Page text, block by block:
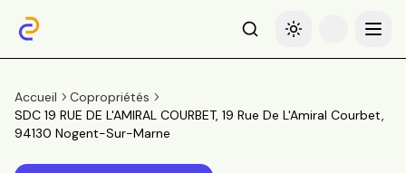
RechercheBasculer le thème
Menu
Accueil
Copropriétés
SDC 19 RUE DE L'AMIRAL COURBET, 19 Rue De L'Amiral Courbet,
94130 Nogent-Sur-Marne